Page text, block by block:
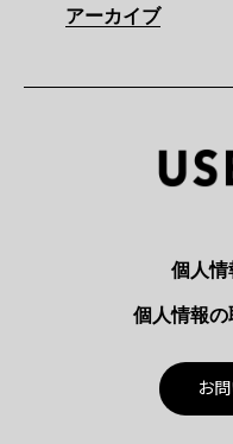
アーカイブ
個人情
個人情報の
お